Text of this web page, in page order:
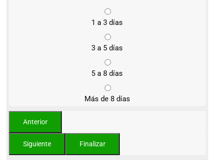
1 a 3 días
3 a 5 días
5 a 8 días
Más de 8 días